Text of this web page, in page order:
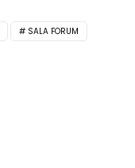
SALA FORUM